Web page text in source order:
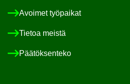
Avoi­met työ­pai­kat
Tie­toa meis­tä
Pää­tök­sen­te­ko